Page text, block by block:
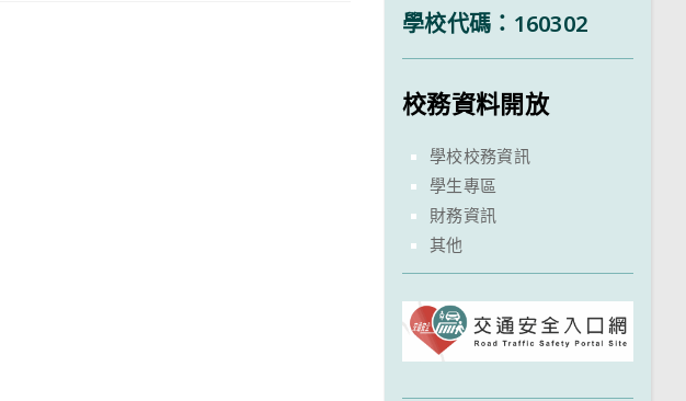
學校代碼：160302
校務資料開放
學校校務資訊
學生專區
財務資訊
其他